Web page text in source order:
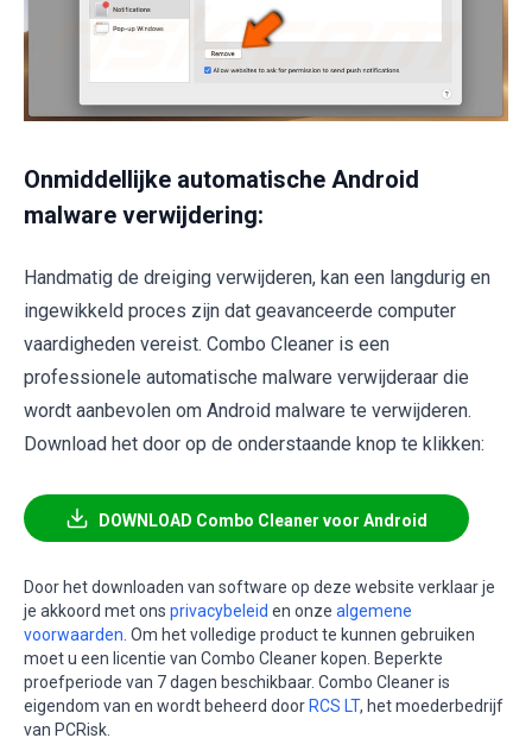
Onmiddellijke automatische Android
malware verwijdering:
Handmatig de dreiging verwijderen, kan een langdurig en
ingewikkeld proces zijn dat geavanceerde computer
vaardigheden vereist. Combo Cleaner is een
professionele automatische malware verwijderaar die
wordt aanbevolen om Android malware te verwijderen.
Download het door op de onderstaande knop te klikken:
DOWNLOAD Combo Cleaner voor Android
Door het downloaden van software op deze website verklaar je
je akkoord met ons privacybeleid en onze algemene
voorwaarden . Om het volledige product te kunnen gebruiken
moet u een licentie van Combo Cleaner kopen. Beperkte
proefperiode van 7 dagen beschikbaar. Combo Cleaner is
eigendom van en wordt beheerd door RCS LT, het moederbedrijf
van PCRisk.